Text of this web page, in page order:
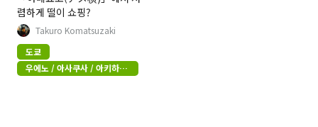
렴하게 떨이 쇼핑?
Takuro Komatsuzaki
도쿄
우에노 / 아사쿠사 / 아키하바
라